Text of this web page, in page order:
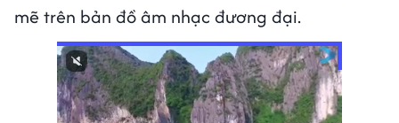
mẽ trên bản đồ âm nhạc đương đại.